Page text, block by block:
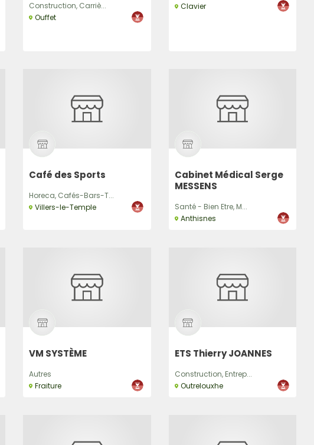
Construction, Carriè...
Ouffet
Clavier
Café des Sports
Horeca, Cafés-Bars-T...
Villers-le-Temple
Cabinet Médical Serge
MESSENS
Santé - Bien Etre, M...
Anthisnes
VM SYSTÈME
Autres
Fraiture
ETS Thierry JOANNES
Construction, Entrep...
Outrelouxhe